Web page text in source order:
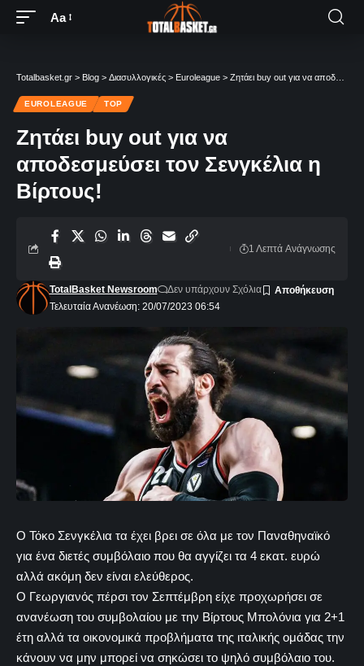
Aa
Totalbasket.gr > Blog > Διασυλλογικές > Euroleague > Ζητάει buy out για να αποδεσμεύσει τον Σενγκέλια η Βίρτους!
EUROLEAGUE TOP
Ζητάει buy out για να
αποδεσμεύσει τον Σενγκέλια η
Βίρτους!
Τελευταία Ανανέωση: 20/07/2023 06:54
TotalBasket Newsroom Δεν υπάρχουν Σχόλια
1 Λεπτά Aνάγνωσης
Ο Τόκο Σενγκέλια τα έχει βρει σε όλα με τον Παναθηναϊκό
για ένα διετές συμβόλαιο που θα αγγίζει τα 4 εκατ. ευρώ
αλλά ακόμη δεν είναι ελεύθερος.
Ο Γεωργιανός πέρσι τον Σεπτέμβρη είχε προχωρήσει σε
ανανέωση του συμβολαίου με την Βίρτους Μπολόνια για 2+1
έτη αλλά τα οικονομικά προβλήματα της ιταλικής ομάδας την
κάνουν να μην μπορεί να σηκώσει το ψηλό συμβόλαιο του.